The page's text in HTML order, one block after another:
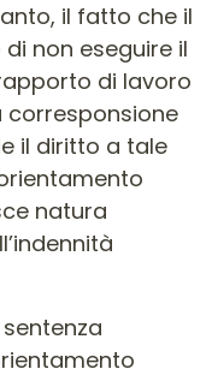
il fatto che il
non eseguire il
di lavoro
corresponsione
il diritto a tale
natura